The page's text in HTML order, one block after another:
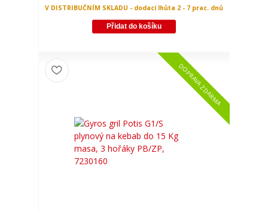
V DISTRIBUČNÍM SKLADU - dodací lhůta 2 - 7 prac. dnů
Přidat do košíku
DOPRAVA ZDARMA